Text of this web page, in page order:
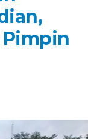
Pimpin